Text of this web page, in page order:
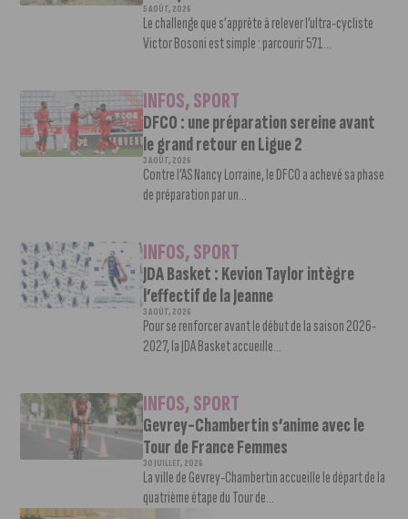
5 AOÛT, 2026
Le challenge que s’apprête à relever l’ultra-cycliste
Victor Bosoni est simple : parcourir 571...
INFOS,SPORT
DFCO : une préparation sereine avant
le grand retour en Ligue 2
3 AOÛT, 2026
Contre l’AS Nancy Lorraine, le DFCO a achevé sa phase
de préparation par un...
INFOS,SPORT
JDA Basket : Kevion Taylor intègre
l’effectif de la Jeanne
3 AOÛT, 2026
Pour se renforcer avant le début de la saison 2026-
2027, la JDA Basket accueille...
INFOS,SPORT
Gevrey-Chambertin s’anime avec le
Tour de France Femmes
30 JUILLET, 2026
La ville de Gevrey-Chambertin accueille le départ de la
quatrième étape du Tour de...